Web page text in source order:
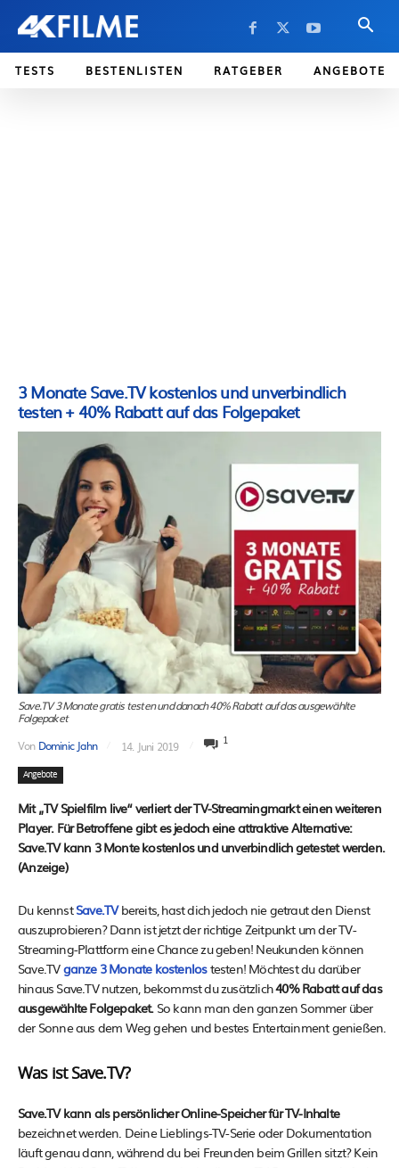
TESTS BESTENLISTEN RATGEBER ANGEBOTE
3 Monate Save.TV kostenlos und unverbindlich
testen + 40% Rabatt auf das Folgepaket
Save.TV 3 Monate gratis testen und danach 40% Rabatt auf das ausgewählte
Folgepaket
Von Dominic Jahn 14. Juni 2019 1
Angebote
Mit „TV Spielfilm live“ verliert der TV-Streamingmarkt einen weiteren
Player. Für Betroffene gibt es jedoch eine attraktive Alternative:
Save.TV kann 3 Monte kostenlos und unverbindlich getestet werden.
(Anzeige)
Du kennstSave.TVbereits, hast dich jedoch nie getraut den Dienst
auszuprobieren? Dann ist jetzt der richtige Zeitpunkt um der TV-
Streaming-Plattform eine Chance zu geben! Neukunden können
Save.TVganze 3 Monate kostenlostesten! Möchtest du darüber
hinaus Save.TV nutzen, bekommst du zusätzlich40% Rabatt auf das
ausgewählte Folgepaket.So kann man den ganzen Sommer über
der Sonne aus dem Weg gehen und bestes Entertainment genießen.
Was ist Save.TV?
Save.TV kann alspersönlicher Online-Speicher für TV-Inhalte
bezeichnet werden. Deine Lieblings-TV-Serie oder Dokumentation
läuft genau dann, während du bei Freunden beim Grillen sitzt? Kein